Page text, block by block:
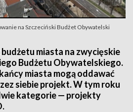
na Szczeciński Budżet Obywatelski
miasta na zwycięskie
Budżetu Obywatelskiego.
miasta mogą oddawać
siebie projekt. W tym roku
kategorie — projekty